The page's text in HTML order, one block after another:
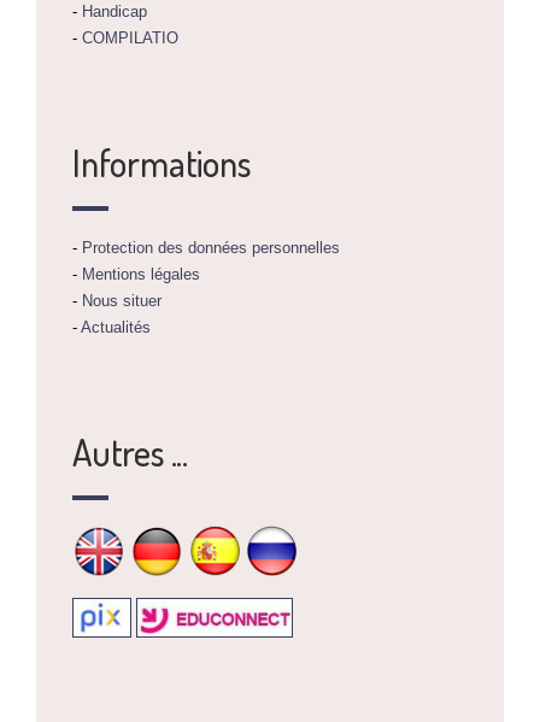
- Handicap
- COMPILATIO
Informations
- Protection des données personnelles
- Mentions légales
- Nous situer
- Actualités
Autres ...